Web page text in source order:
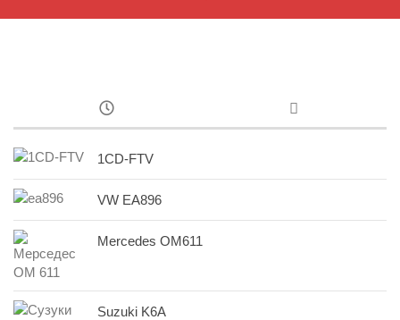
1CD-FTV
VW EA896
Mercedes OM611
Suzuki K6A